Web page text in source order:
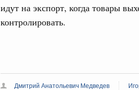
идут на экспорт, когда товары
контролировать.
Дмитрий Анатольевич Медведев